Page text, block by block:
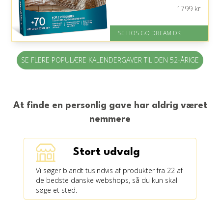
På lager
Levering: E-gavekort kan leveres
1799kr
SE HOS GO DREAM DK
SE FLERE POPULÆRE KALENDERGAVER TIL DEN 52-ÅRIGE
At finde en personlig gave har aldrig været
nemmere
Stort udvalg
Vi søger blandt tusindvis af produkter fra 22 af
de bedste danske webshops, så du kun skal
søge et sted.